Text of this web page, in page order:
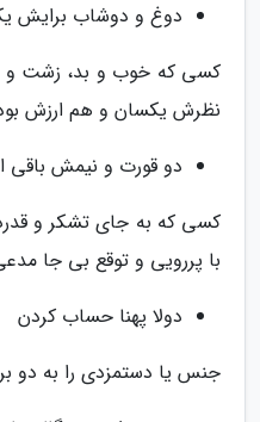
دوغ و دوشاب برایش
کسی که خوب و بد، زشت و
نظرش یکسان و هم ارزش
دو قورت و نیمش
کسی که به جای تشکر و
با پررویی و توقع بی جا
دولا پهنا حساب کردن
جنس یا دستمزدی را به دو